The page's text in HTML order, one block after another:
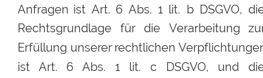
Anfragen ist Art. 6 Abs. 1 lit. b DSGVO,
Rechtsgrundlage
für die Verarbeitung
Erfüllung unserer rechtlichen
ist
Art. 6 Abs. 1 lit. c DSGVO, und